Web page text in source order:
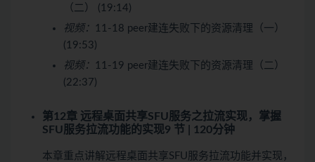
（二） (19:14)
视频：
11-18 peer建连失败下的资源清理（一）
(19:53)
视频：
11-19 peer建连失败下的资源清理（二）
(22:37)
第12章 远程桌面共享SFU服务之拉流实现，掌握
SFU服务拉流功能的实现9 节 | 120分钟
本章重点讲解远程桌面共享SFU服务拉流功能并实现，